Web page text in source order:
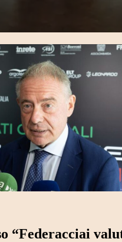
“Federacciai